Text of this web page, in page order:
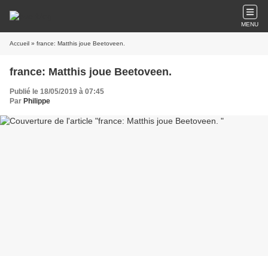
MENU
Accueil » france: Matthis joue Beetoveen.
france: Matthis joue Beetoveen.
Publié le 18/05/2019 à 07:45
Par Philippe